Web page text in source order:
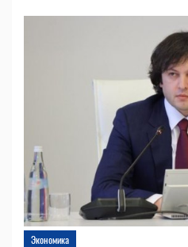
Экономика